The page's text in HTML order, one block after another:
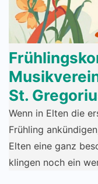
St.
Wenn in Elten die
Frühling
Elten eine ganz
klingen noch ein